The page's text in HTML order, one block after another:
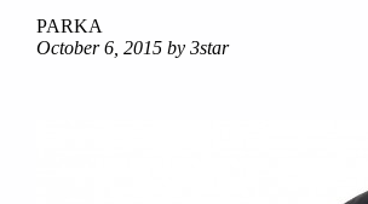
займ на карту онлайн без отказа
PARKA
October 6, 2015 by 3star